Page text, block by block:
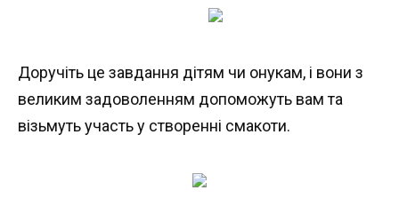
Доручіть це завдання дітям чи онукам, і вони з
великим задоволенням допоможуть вам та
візьмуть участь у створенні смакоти.